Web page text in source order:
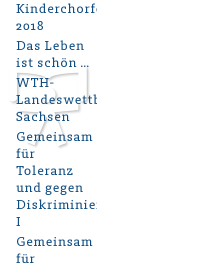
Kinderchorfestival
2018
Das Leben
ist schön …
WTH-
Landeswettbewerb
Sachsen
Gemeinsam
für
Toleranz
und gegen
Diskriminierung
I
Gemeinsam
für